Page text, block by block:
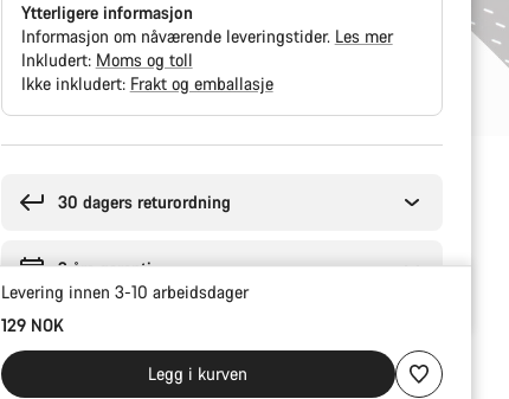
Ytterligere informasjon
Informasjon om nåværende leveringstider. Les mer
Inkludert: Moms og toll
Ikke inkludert: Frakt og emballasje
30 dagers returordning
2 års garanti
Levering innen 3-10 arbeidsdager
129 NOK
Legg i kurven